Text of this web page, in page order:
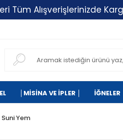
Alışverişlerinizde Kargo
MİSİNA VE İPLER İĞNELER
Suni Yem